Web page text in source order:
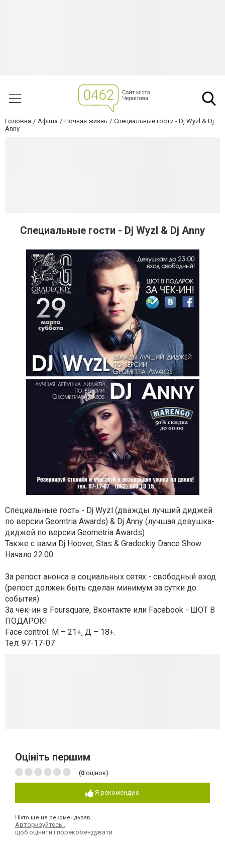
Головна Афіша Ночная жизнь
Специальные гости - Dj Wyzl & Dj
Anny
Специальные гости - Dj Wyzl & Dj Anny
Специальные гость - Dj Wyzl (дважды лучший диджей
по версии Geomtria Awards) & Dj Anny (лучшая девушка-
диджей по версии Geometria Awards)
Также с вами Dj Hoover, Stas & Gradeckiy Dance Show
Начало 22.00.
За репост анонса в социальных сетях - свободный вход
(репост должен быть сделан минимум за сутки до
события)
За чек-ин в Foursquare, Вконтакте или Facebook - ШОТ В
ПОДАРОК!
Face control. М – 21+, Д – 18+.
Тел: 97-17-07
Оцініть першим
(0 оцінок)
Я рекомендую
Ніхто ще не рекомендував
Авторизуйтесь
щоб оцінити і порекомендувати